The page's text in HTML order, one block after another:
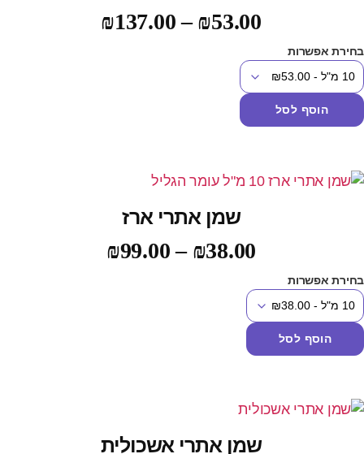
₪53.00
–
₪137.00
אפשרות
הוסף לסל
שמן אתרי ארז
₪38.00
–
₪99.00
אפשרות
הוסף לסל
שמן אתרי אשכולית